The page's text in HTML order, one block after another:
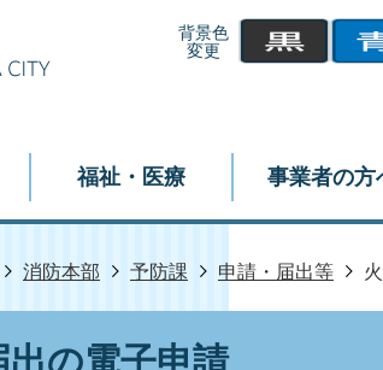
背景色
変更
福祉・医療 事業者の方
消防本部 予防課 申請・届出等
の電子申請